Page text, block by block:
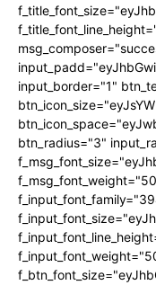
input_border="1"
btn_radius="3"